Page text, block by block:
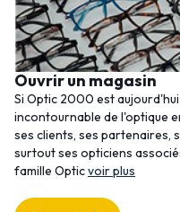
Ouvrir un magasin
Si Optic 2000 est
incontournable de l'optique
ses clients, ses partenaires,
surtout ses opticiens
famille Opticvoir plus